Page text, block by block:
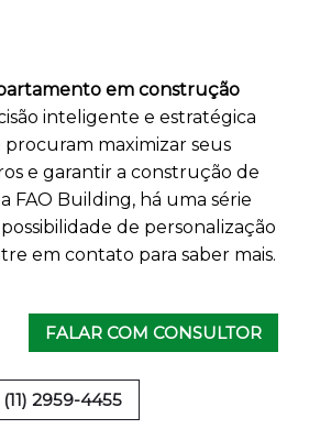
em construção
inteligente e estratégica
maximizar seus
e garantir a construção de
FAO Building, há uma série
de personalização
em contato para saber mais.
FALAR COM CONSULTOR
(11) 2959-4455